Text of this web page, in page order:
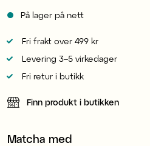
På lager på nett
Fri frakt over 499 kr
Levering 3–5 virkedager
Fri retur i butikk
Finn produkt i butikken
Matcha med